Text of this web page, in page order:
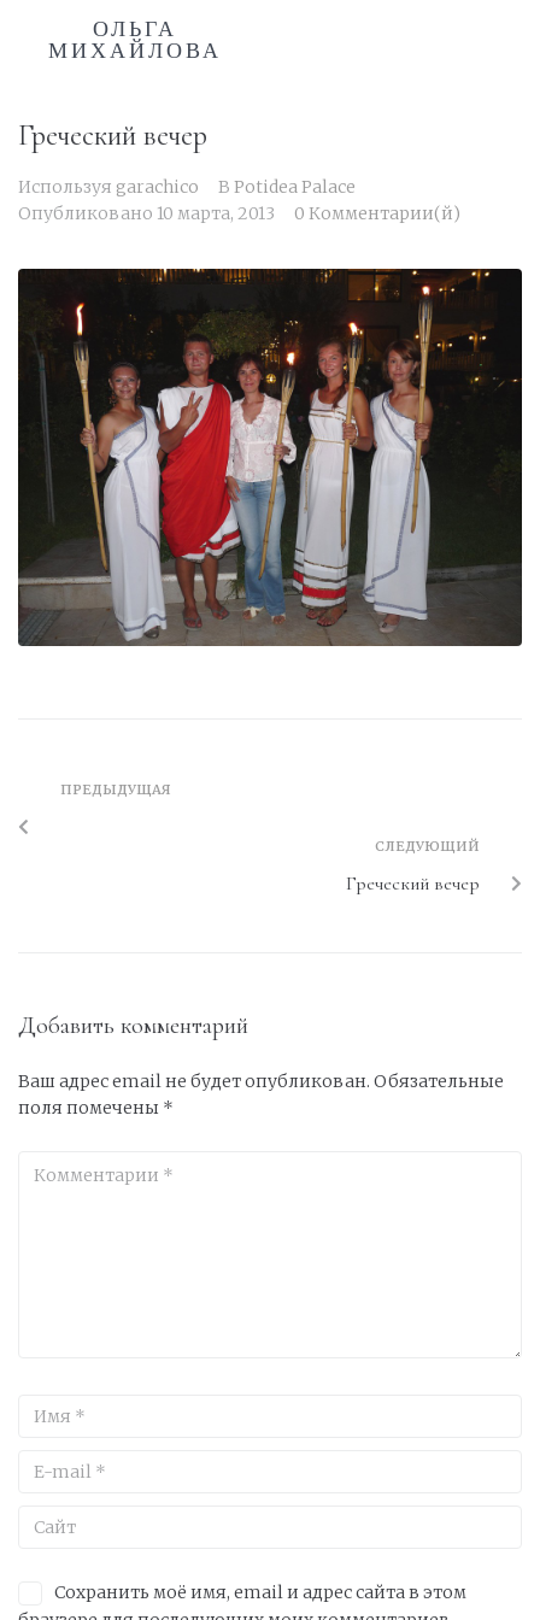
ОЛЬГА
МИХАЙЛОВА
Греческий вечер
Используя garachico В Potidea Palace
Опубликовано 10 марта, 2013 0 Комментарии(й)
ПРЕДЫДУЩАЯ
СЛЕДУЮЩИЙ
Греческий вечер
Добавить комментарий
Ваш адрес email не будет опубликован. Обязательные
поля помечены *
Сохранить моё имя, email и адрес сайта в этом